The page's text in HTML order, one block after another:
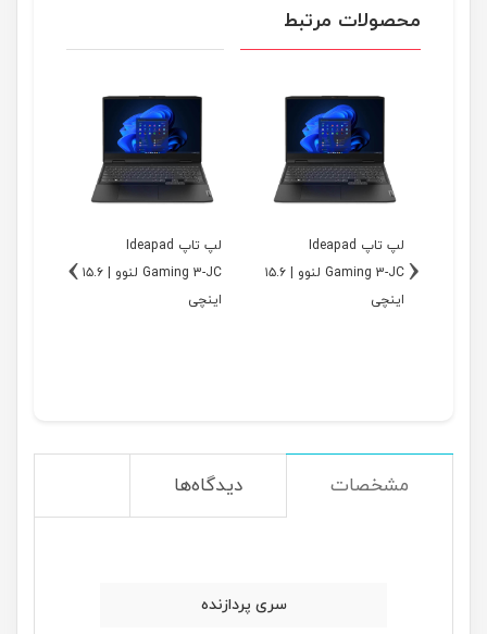
محصولات مرتبط
لپ تاپ Ideapad
Gaming 3-JC لنوو | ۱۵.۶
اینچی
لپ تاپ Ideapad
Gaming 3-JC لنوو | ۱۵.۶
اینچی
‹
›
مشخصات دیدگاه‌ها
سری پردازنده